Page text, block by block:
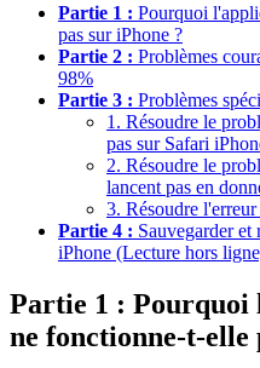
Partie 1 : Pourquoi
pas sur iPhone ?
Partie 2 : Problèmes
98%
Partie 3 : Problèmes
1. Résoudre le
pas sur Safari
2. Résoudre le
lancent pas en
3. Résoudre
Partie 4 : Sauvegarder et
iPhone (Lecture hors
Partie 1 : Pourquoi
ne fonctionne-t-elle